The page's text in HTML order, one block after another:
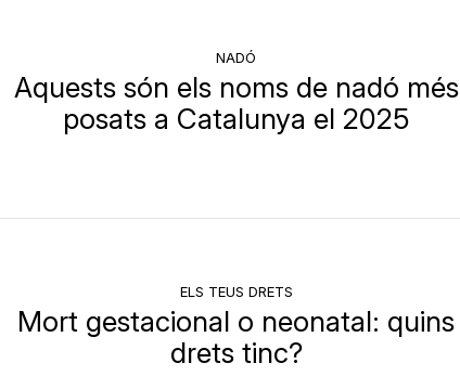
NADÓ
Aquests són els noms de nadó més
posats a Catalunya el 2025
ELS TEUS DRETS
Mort gestacional o neonatal: quins
drets tinc?